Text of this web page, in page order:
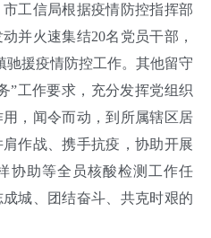
工信局根据疫情防控指挥部
并火速集结20名党员干部，
驰援疫情防控工作。其他留守
”工作要求，充分发挥党组织
，闻令而动，到所属辖区居
作战、携手抗疫，协助开展
协助等全员核酸检测工作任
城、团结奋斗、共克时艰的